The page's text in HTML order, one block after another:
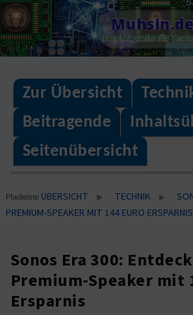
Skip
to
content
Muhsin.de
Das Magazin für
Zur Übersicht
Beitragende
Seitenübersicht
Pfadleiste ÜBERSICHT ▶ TECHNIK ▶
PREMIUM-SPEAKER MIT 144 EURO ERSPARNIS
Sonos Era 300:
Premium-Speaker mit
Ersparnis